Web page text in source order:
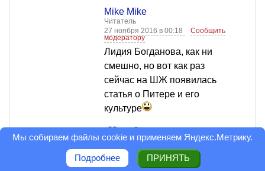
Mike Mike
Читатель
27 ноября 2016 в 00:18
Сообщить
модератору
Лидия Богданова, как ни
смешно, но вот как раз
сейчас на ШЖ появилась
статья о Питере и его
культуре
Ответить
Mike Mike
Читатель
Мы собираем файлы cookie и применяем Яндекс.Метрику.
Подробнее ПРИНЯТЬ